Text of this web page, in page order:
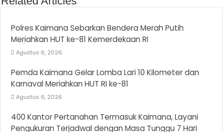
Polres Kaimana Sebarkan Bendera Merah Putih
Meriahkan HUT ke-81 Kemerdekaan RI
Agustus 6, 2026
Pemda Kaimana Gelar Lomba Lari 10 Kilometer dan
Karnaval Meriahkan HUT RI ke-81
Agustus 6, 2026
400 Kantor Pertanahan Termasuk Kaimana, Layani
Pengukuran Terjadwal dengan Masa Tunggu 7 Hari